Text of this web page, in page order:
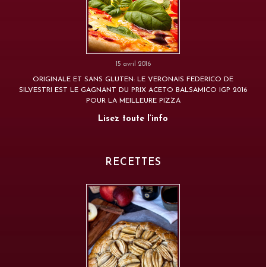
15 avril 2016
ORIGINALE ET SANS GLUTEN: LE VERONAIS FEDERICO DE
SILVESTRI EST LE GAGNANT DU PRIX ACETO BALSAMICO IGP 2016
POUR LA MEILLEURE PIZZA
Lisez toute l’info
RECETTES